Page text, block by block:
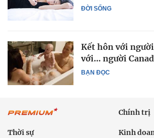
ĐỜI SỐNG
BẠN ĐỌC
Kết hôn với
với… người
Chính trị
Thời sự Kinh